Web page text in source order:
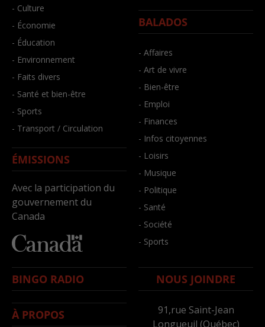
- Culture
- Économie
- Éducation
- Environnement
- Faits divers
- Santé et bien-être
- Sports
- Transport / Circulation
ÉMISSIONS
Avec la participation du
gouvernement du
Canada
BALADOS
- Affaires
- Art de vivre
- Bien-être
- Emploi
- Finances
- Infos citoyennes
- Loisirs
- Musique
- Politique
- Santé
- Société
- Sports
BINGO RADIO
À PROPOS
NOUS JOINDRE
91,rue Saint-Jean
Longueuil (Québec)